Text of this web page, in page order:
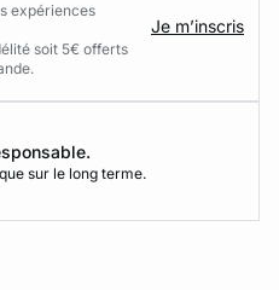
expériences
soit 5€ offerts
Je m’inscris
sur le long terme.